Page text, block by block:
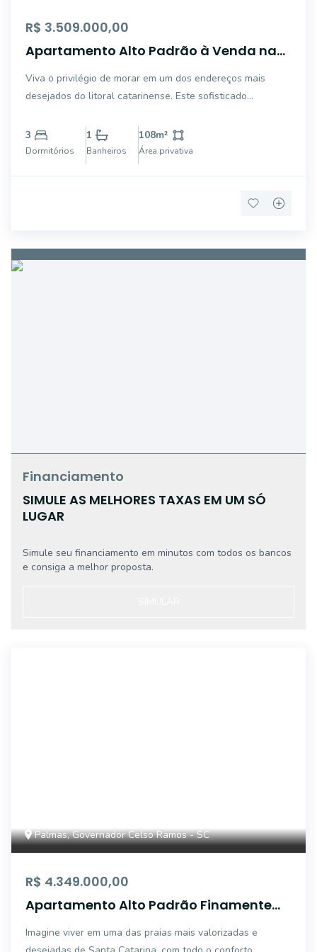
R$ 3.509.000,00
Apartamento Alto Padrão à Venda na
Governador Celso Ramos/SC
Viva o privilégio de morar em um dos endereços mais
desejados do litoral catarinense. Este sofisticado
elegância e uma infraestrutura completa de resort em
plena Praia de Palmas, referência em qualida
3
Dormitórios
1
Banheiros
108m²
Área privativa
Financiamento
SIMULE AS MELHORES TAXAS EM UM SÓ
LUGAR
Simule seu financiamento em minutos com todos os bancos
e consiga a melhor proposta.
Palmas, Governador Celso Ramos - SC
R$ 4.349.000,00
Apartamento Alto Padrão Finamente
Poucos Passos do Mar
Imagine viver em uma das praias mais valorizadas e